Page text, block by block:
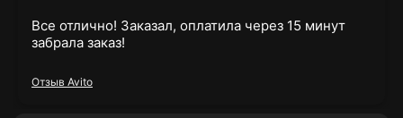
Все отлично! Заказал, оплатила через 15 минут
забрала заказ!
Отзыв Avito